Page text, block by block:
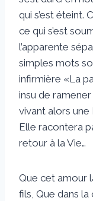
qui s’est éteint.
ce qui s’est
l’apparente
simples mots
infirmière «La
insu de ramener
vivant alors
Elle racontera
retour à la Vie…
Que cet amour
fils, Que dans